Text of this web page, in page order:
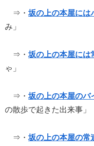
⇒・ 坂の上の本屋には
み」
⇒・ 坂の上の本屋には
ゃ」
⇒・ 坂の上の本屋のバ
の散歩で起きた出来事」
⇒・ 坂の上の本屋の常